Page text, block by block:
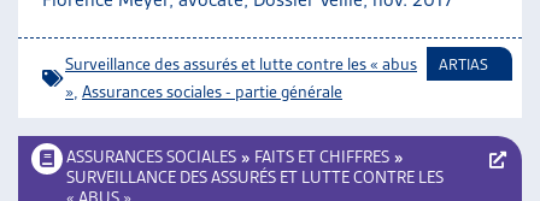
Surveillance des assurés et lutte contre les « abus
» Assurances sociales - partie générale
ARTIAS
ASSURANCES SOCIALES » FAITS ET CHIFFRES »
SURVEILLANCE DES ASSURÉS ET LUTTE CONTRE LES